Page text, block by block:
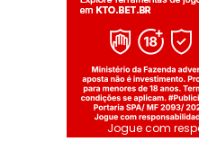
Jogue com